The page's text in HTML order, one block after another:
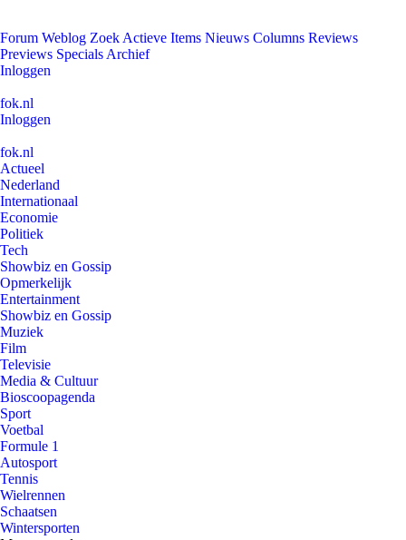
Forum Weblog Zoek Actieve Items Nieuws Columns Reviews
Previews Specials Archief
Inloggen
fok.nl
Inloggen
fok.nl
Actueel
Nederland
Internationaal
Economie
Politiek
Tech
Showbiz en Gossip
Opmerkelijk
Entertainment
Showbiz en Gossip
Muziek
Film
Televisie
Media & Cultuur
Bioscoopagenda
Sport
Voetbal
Formule 1
Autosport
Tennis
Wielrennen
Schaatsen
Wintersporten